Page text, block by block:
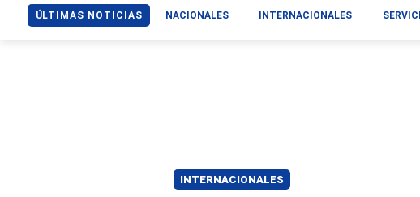
INTERNACIONALES
ÚLTIMAS NOTICIAS NACIONALES INTERNACIONALES